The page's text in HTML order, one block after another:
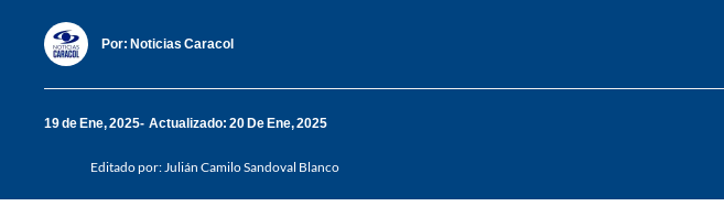
Por: Noticias Caracol
19 de Ene, 2025 Actualizado: 20 De Ene, 2025
Editado por: Julián Camilo Sandoval Blanco